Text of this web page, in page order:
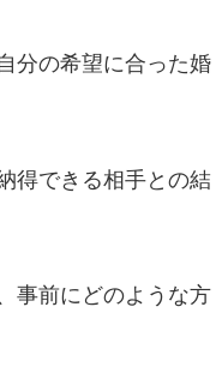
分の希望に合った婚
得できる相手との結
事前にどのような方